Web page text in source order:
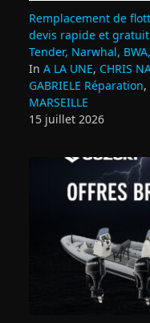
Remplacement de
devis rapide et
Tender, Narwhal,
In A LA UNE, CHRIS
GABRIELE Réparation,
MARSEILLE
15 juillet 2026